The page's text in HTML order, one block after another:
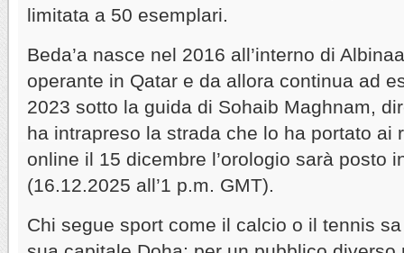
limitata a 50 esemplari.
Beda’a nasce nel 2016 all’interno di
operante in Qatar e da allora continua ad
2023 sotto la guida di Sohaib Maghnam,
ha intrapreso la strada che lo ha portato ai
online il 15 dicembre l’orologio sarà posto
(16.12.2025 all’1 p.m. GMT).
Chi segue sport come il calcio o il tennis